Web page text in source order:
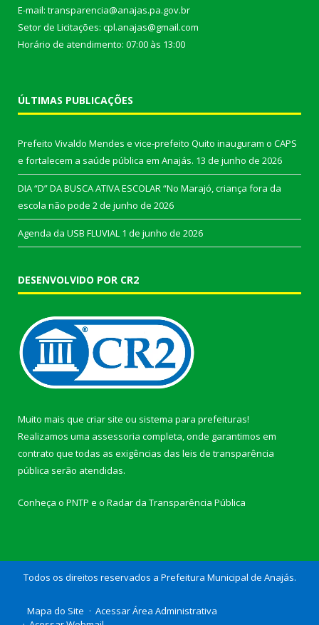
E-mail: transparencia@anajas.pa.gov.br
Setor de Licitações: cpl.anajas@gmail.com
Horário de atendimento: 07:00 às 13:00
ÚLTIMAS PUBLICAÇÕES
Prefeito Vivaldo Mendes e vice-prefeito Quito inauguram o CAPS
e fortalecem a saúde pública em Anajás. 13 de junho de 2026
DIA “D” DA BUSCA ATIVA ESCOLAR “No Marajó, criança fora da
escola não pode 2 de junho de 2026
Agenda da USB FLUVIAL 1 de junho de 2026
DESENVOLVIDO POR CR2
Muito mais que criar site ou sistema para prefeituras!
Realizamos uma assessoria completa, onde garantimos em
contrato que todas as exigências das leis de transparência
pública serão atendidas.
Conheça o PNTP e o Radar da Transparência Pública
Todos os direitos reservados a Prefeitura Municipal de Anajás.
Mapa do Site
Acessar Área Administrativa